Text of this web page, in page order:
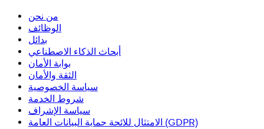
من نحن
الوظائف
بدائل
أبحاث الذكاء الاصطناعي
بوابة الأمان
الثقة والأمان
سياسة الخصوصية
شروط الخدمة
سياسة الإشراف
الامتثال للائحة حماية البيانات العامة (GDPR)